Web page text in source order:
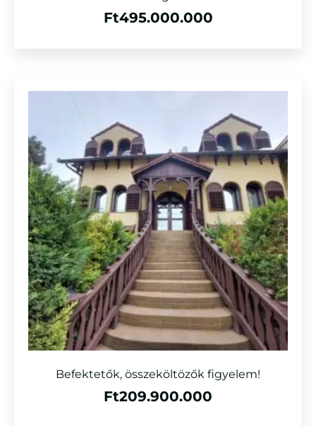
Ft495.000.000
Befektetők, összeköltözők figyelem!
Ft209.900.000